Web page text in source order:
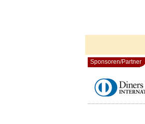
Sponsoren/Partner